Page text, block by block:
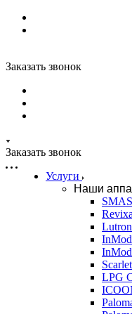
Заказать звонок
Заказать звонок
Услуги
Наши
LPG